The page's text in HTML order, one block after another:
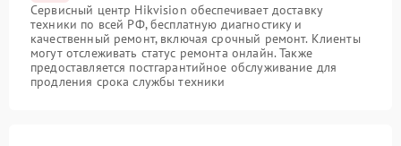
Сервисный центр Hikvision обеспечивает доставку
техники по всей РФ, бесплатную диагностику и
качественный ремонт, включая срочный ремонт. Клиенты
могут отслеживать статус ремонта онлайн. Также
предоставляется постгарантийное обслуживание для
продления срока службы техники